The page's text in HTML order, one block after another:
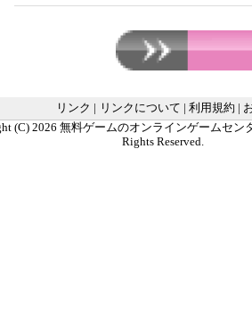
リンク リンクについて 利用規約
(C) 2026 無料ゲームのオンラインゲームセン
Rights Reserved.